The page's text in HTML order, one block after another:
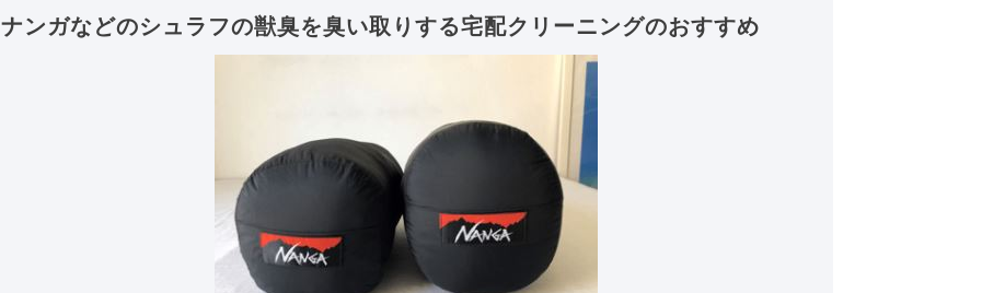
ナンガなどのシュラフの獣臭を臭い取りする宅配クリーニングのおすすめ